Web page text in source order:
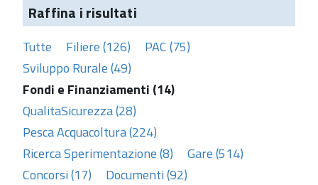
Raffina i risultati
Tutte Filiere (126)
PAC (75)
Sviluppo Rurale (49)
Fondi e Finanziamenti (14)
QualitaSicurezza (28)
Pesca Acquacoltura (224)
Ricerca Sperimentazione (8)
Gare (514)
Concorsi (17)
Documenti (92)